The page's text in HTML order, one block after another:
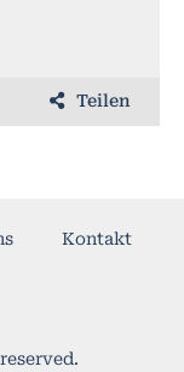
Teilen
Kontakt